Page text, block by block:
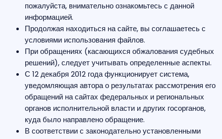
пожалуйста, внимательно ознакомьтесь с данной
информацией.
Продолжая находиться на сайте, вы соглашаетесь с
условиями использования файлов.
При обращениях (касающихся обжалования судебных
решений), следует учитывать определенные аспекты.
С 12 декабря 2012 года функционирует система,
уведомляющая автора о результатах рассмотрения его
обращений на сайтах федеральных и региональных
органов исполнительной власти и других госорганов,
куда было направлено обращение.
В соответствии с законодательно установленными